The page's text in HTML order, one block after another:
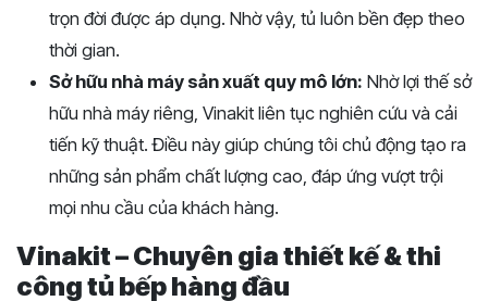
trọn đời được áp dụng. Nhờ vậy, tủ luôn bền đẹp theo
thời gian.
Sở hữu nhà máy sản xuất quy mô lớn: Nhờ lợi thế sở
hữu nhà máy riêng, Vinakit liên tục nghiên cứu và cải
tiến kỹ thuật. Điều này giúp chúng tôi chủ động tạo ra
những sản phẩm chất lượng cao, đáp ứng vượt trội
mọi nhu cầu của khách hàng.
Vinakit – Chuyên gia thiết kế & thi
công tủ bếp hàng đầu